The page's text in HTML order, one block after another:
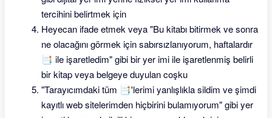
tercihini belirtmek için
Heyecan ifade etmek veya "Bu kitabı bitirmek ve sonra
ne olacağını görmek için sabırsızlanıyorum, haftalardır
📑 ile işaretledim" gibi bir yer imi ile işaretlenmiş belirli
bir kitap veya belgeye duyulan coşku
"Tarayıcımdaki tüm 📑'lerimi yanlışlıkla sildim ve şimdi
kayıtlı web sitelerimden hiçbirini bulamıyorum" gibi yer